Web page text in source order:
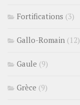
Fortifications (3)
Gallo-Romain (12)
Gaule (9)
Grèce (9)